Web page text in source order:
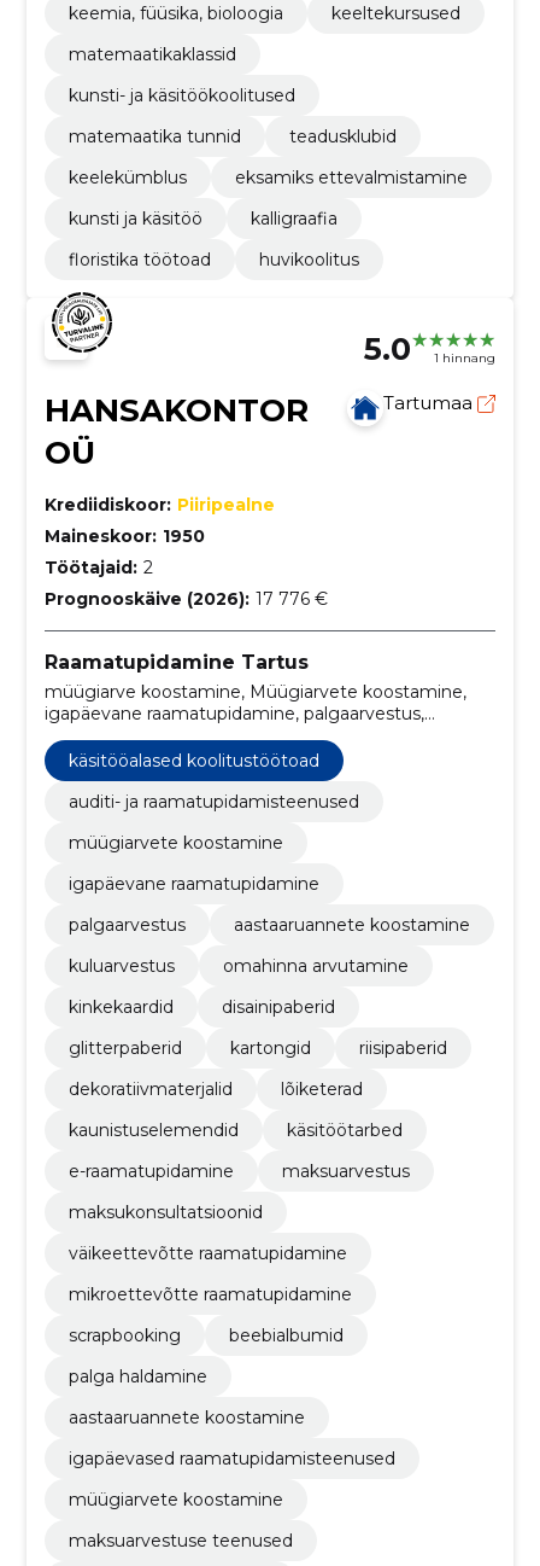
keemia, füüsika, bioloogia
keeltekursused
matemaatikaklassid
kunsti- ja käsitöökoolitused
matemaatika tunnid
teadusklubid
keelekümblus
eksamiks ettevalmistamine
kunsti ja käsitöö
kalligraafia
floristika töötoad
huvikoolitus
5.0 1 hinnang
HANSAKONTOR
OÜ
Tartumaa
Krediidiskoor: Piiripealne
Maineskoor: 1950
Töötajaid: 2
Prognooskäive (2026): 17 776 €
Raamatupidamine Tartus
müügiarve koostamine, Müügiarvete koostamine,
igapäevane raamatupidamine, palgaarvestus,
arvutamine, kinkekaardid, disainipaberid,
glitterpaberid
käsitööalased koolitustöötoad
auditi- ja raamatupidamisteenused
müügiarvete koostamine
igapäevane raamatupidamine
palgaarvestus
aastaaruannete koostamine
kuluarvestus
omahinna arvutamine
kinkekaardid
disainipaberid
glitterpaberid
kartongid
riisipaberid
dekoratiivmaterjalid
lõiketerad
kaunistuselemendid
käsitöötarbed
e-raamatupidamine
maksuarvestus
maksukonsultatsioonid
väikeettevõtte raamatupidamine
mikroettevõtte raamatupidamine
scrapbooking
beebialbumid
palga haldamine
aastaaruannete koostamine
igapäevased raamatupidamisteenused
müügiarvete koostamine
maksuarvestuse teenused